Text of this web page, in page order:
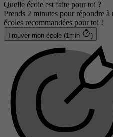
Quelle école est faite pour toi ?
Prends 2 minutes pour répondre
écoles recommandées pour toi !
Trouver mon école (1min )